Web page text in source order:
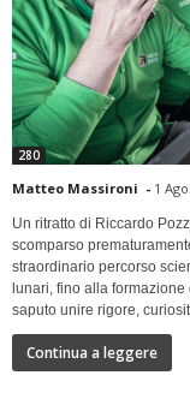
280
Matteo Massironi - 1
Un ritratto di Riccardo
scomparso
straordinario percorso
lunari, fino alla
saputo unire rigore,
Continua a leggere